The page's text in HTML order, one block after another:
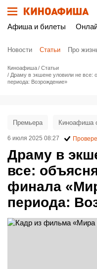
Афиша и билеты
Новости Статьи Про
Киноафиша
Статьи
Драму в экшене уловили не
периода: Возрождение»
Драму в
все:
финала
периода:
Премьера Киноафиша
6 июля 2025 08:27